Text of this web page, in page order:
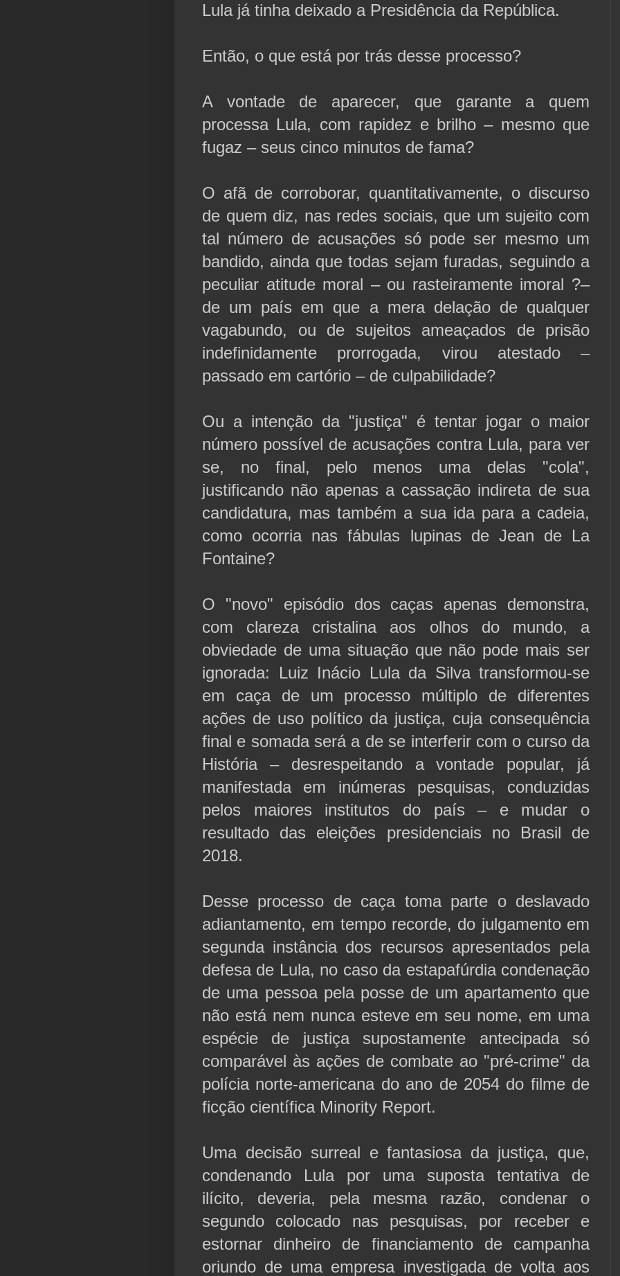
Lula já tinha deixado a Presidência da República.
Então, o que está por trás desse processo?
A vontade de aparecer, que garante a quem
processa Lula, com rapidez e brilho – mesmo que
fugaz – seus cinco minutos de fama?
O afã de corroborar, quantitativamente, o discurso
de quem diz, nas redes sociais, que um sujeito com
tal número de acusações só pode ser mesmo um
bandido, ainda que todas sejam furadas, seguindo a
peculiar atitude moral – ou rasteiramente imoral ?–
de um país em que a mera delação de qualquer
vagabundo, ou de sujeitos ameaçados de prisão
indefinidamente prorrogada, virou atestado –
passado em cartório – de culpabilidade?
Ou a intenção da "justiça" é tentar jogar o maior
número possível de acusações contra Lula, para ver
se, no final, pelo menos uma delas "cola",
justificando não apenas a cassação indireta de sua
candidatura, mas também a sua ida para a cadeia,
como ocorria nas fábulas lupinas de Jean de La
Fontaine?
O "novo" episódio dos caças apenas demonstra,
com clareza cristalina aos olhos do mundo, a
obviedade de uma situação que não pode mais ser
ignorada: Luiz Inácio Lula da Silva transformou-se
em caça de um processo múltiplo de diferentes
ações de uso político da justiça, cuja consequência
final e somada será a de se interferir com o curso da
História – desrespeitando a vontade popular, já
manifestada em inúmeras pesquisas, conduzidas
pelos maiores institutos do país – e mudar o
resultado das eleições presidenciais no Brasil de
2018.
Desse processo de caça toma parte o deslavado
adiantamento, em tempo recorde, do julgamento em
segunda instância dos recursos apresentados pela
defesa de Lula, no caso da estapafúrdia condenação
de uma pessoa pela posse de um apartamento que
não está nem nunca esteve em seu nome, em uma
espécie de justiça supostamente antecipada só
comparável às ações de combate ao "pré-crime" da
polícia norte-americana do ano de 2054 do filme de
ficção científica Minority Report.
Uma decisão surreal e fantasiosa da justiça, que,
condenando Lula por uma suposta tentativa de
ilícito, deveria, pela mesma razão, condenar o
segundo colocado nas pesquisas, por receber e
estornar dinheiro de financiamento de campanha
oriundo de uma empresa investigada de volta aos